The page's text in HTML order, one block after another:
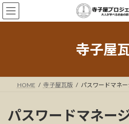
コ
ン
テ
ナ
ビ
ゲ
寺子屋
HOME 寺子屋瓦版 パスワードマネー
パスワードマネー